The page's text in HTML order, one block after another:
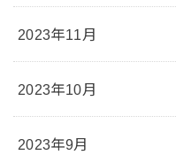
2023年11月
2023年10月
2023年9月